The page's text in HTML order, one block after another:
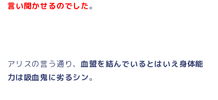
言い聞かせるのでした。
アリスの言う通り、血盟を結んでいるとはいえ身体能
力は吸血鬼に劣るシン。